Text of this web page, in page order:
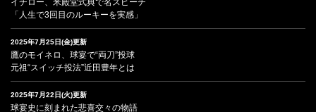
イチロー、米殿堂式典で名スピーチ
「人生で3回目のルーキーを実感」
2025年7月25日(金)更新
鷹のモイネロ、球宴で“両刀”投球
元祖“スイッチ投法”近田豊年とは
2025年7月22日(火)更新
球宴史に刻まれた悲喜交々の物語